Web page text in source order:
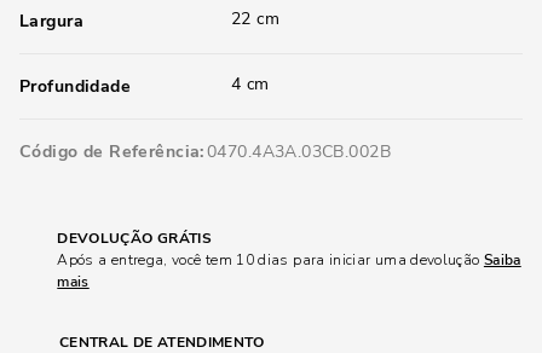
Largura 22 cm
Profundidade 4 cm
Código de Referência 0470.4A3A.03CB.002B
DEVOLUÇÃO GRÁTIS
Após a entrega, você tem 10 dias para iniciar uma devolução Saiba
mais
CENTRAL DE ATENDIMENTO